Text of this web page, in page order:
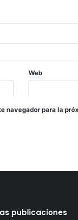
Web
navegador para la
publicaciones